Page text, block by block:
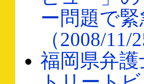
ー問題で
（2008/11/
福岡県弁